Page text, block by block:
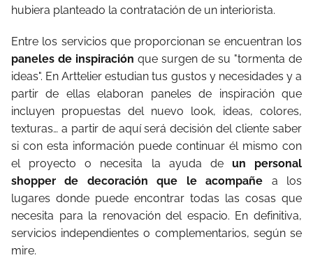
hubiera planteado la contratación de un interiorista.
Entre los servicios que proporcionan se encuentran los
paneles de inspiración que surgen de su "tormenta de
ideas". En Arttelier estudian tus gustos y necesidades y a
partir de ellas elaboran paneles de inspiración que
incluyen propuestas del nuevo look, ideas, colores,
texturas… a partir de aquí será decisión del cliente saber
si con esta información puede continuar él mismo con
el proyecto o necesita la ayuda de un personal
shopper de decoración que le acompañe a los
lugares donde puede encontrar todas las cosas que
necesita para la renovación del espacio. En definitiva,
servicios independientes o complementarios, según se
mire.